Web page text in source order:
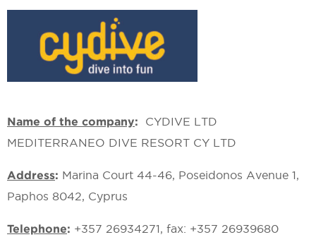
Name of the company: CYDIVE LTD
MEDITERRANEO DIVE RESORT CY LTD
Address: Marina Court 44-46, Poseidonos Avenue 1,
Paphos 8042, Cyprus
Telephone: +357 26934271, fax: +357 26939680